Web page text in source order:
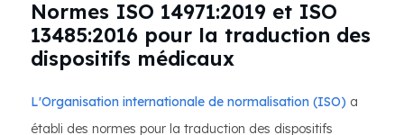
Normes ISO 14971:2019 et ISO
13485:2016 pour la traduction des
dispositifs médicaux
L'Organisation internationale de normalisation (ISO) a
établi des normes pour la traduction des dispositifs